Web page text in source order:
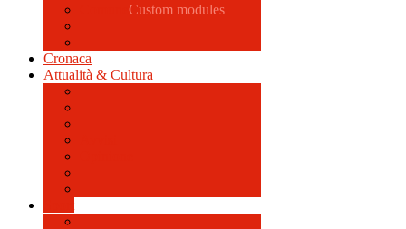
Custom modules
Cronaca
Attualità & Cultura